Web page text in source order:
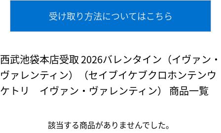
受け取り方法についてはこちら
西武池袋本店受取 2026バレンタイン（イヴァン・
ヴァレンティン）（セイブイケブクロホンテンウ
ケトリ イヴァン・ヴァレンティン） 商品一覧
該当する商品がありませんでした。